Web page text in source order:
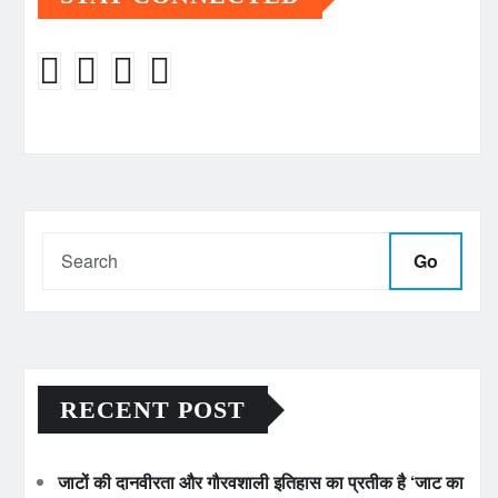
Go
RECENT POST
जाटों की दानवीरता और गौरवशाली इतिहास का प्रतीक है ‘जाट का